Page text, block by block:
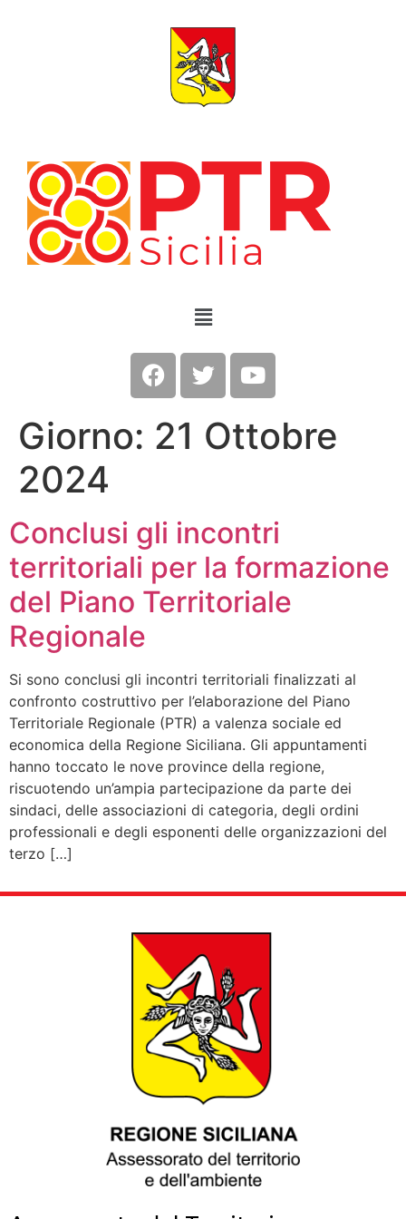
Giorno: 21 Ottobre
2024
Conclusi gli incontri
territoriali per la formazione
del Piano Territoriale
Regionale
Si sono conclusi gli incontri territoriali finalizzati al
confronto costruttivo per l’elaborazione del Piano
Territoriale Regionale (PTR) a valenza sociale ed
economica della Regione Siciliana. Gli appuntamenti
hanno toccato le nove province della regione,
riscuotendo un’ampia partecipazione da parte dei
sindaci, delle associazioni di categoria, degli ordini
professionali e degli esponenti delle organizzazioni del
terzo […]